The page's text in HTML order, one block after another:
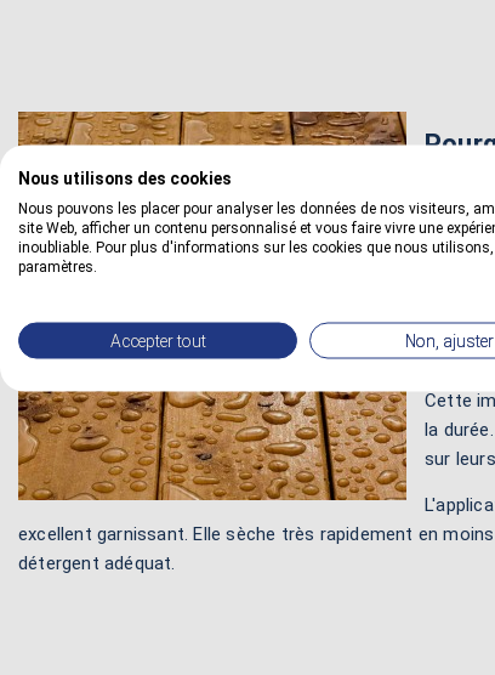
Traiter
plus de
ces
Elle
Cette
la
sur
excellent garnissant. Elle sèche très rapidement en
détergent adéquat.
Nous utilisons des cookies
Nous pouvons les placer pour analyser les données de nos visiteurs,
site Web, afficher un contenu personnalisé et vous faire vivre une
inoubliable. Pour plus d'informations sur les cookies que nous
paramètres.
Accepter tout Non, ajuster